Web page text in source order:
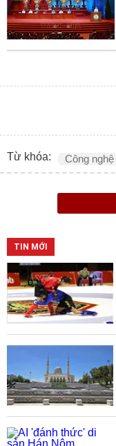
Từ khóa: Công
TIN MỚI